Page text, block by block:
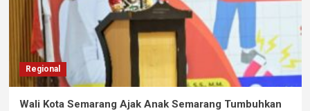
Regional
Wali Kota Semarang Ajak Anak Semarang Tumbuhkan